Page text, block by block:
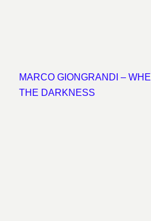
MARCO GIONGRANDI –
THE DARKNESS